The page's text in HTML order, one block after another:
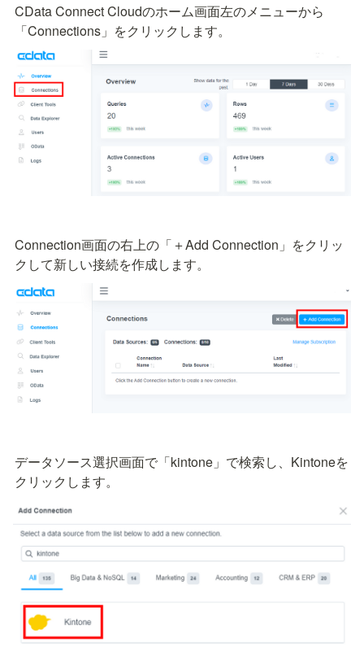
CData Connect Cloudのホーム画面左のメニューから
「Connections」をクリックします。
Connection画面の右上の「＋Add Connection」をクリッ
クして新しい接続を作成します。
データソース選択画面で「kintone」で検索し、Kintoneを
クリックします。